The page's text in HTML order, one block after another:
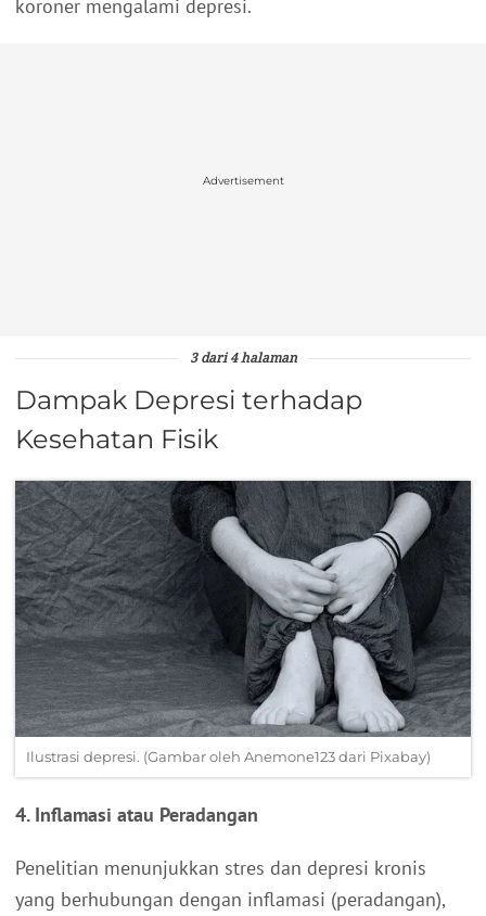
koroner mengalami depresi.
Advertisement
3 dari 4 halaman
Dampak Depresi terhadap
Kesehatan Fisik
Ilustrasi depresi. (Gambar oleh Anemone123 dari Pixabay)
4. Inflamasi atau Peradangan
Penelitian menunjukkan stres dan depresi kronis
yang berhubungan dengan inflamasi (peradangan),